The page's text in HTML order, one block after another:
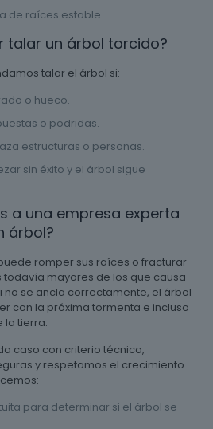
de raíces estable.
talar un árbol torcido?
talar el árbol si:
o hueco.
o podridas.
estructuras o personas.
sin éxito y el árbol sigue
a una empresa experta
árbol?
romper sus raíces o fracturar
todavía mayores de los que causa
no se ancla correctamente, el árbol
con la próxima tormenta e incluso
la tierra.
caso con criterio técnico,
y respetamos el crecimiento
para determinar si el árbol se